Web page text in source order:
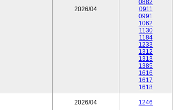
2026/04
0882
0911
0991
1062
1130
1184
1233
1312
1313
1385
1616
1617
1618
2026/04 1246